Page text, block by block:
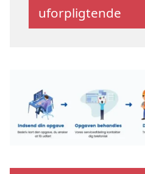
uforpligtende